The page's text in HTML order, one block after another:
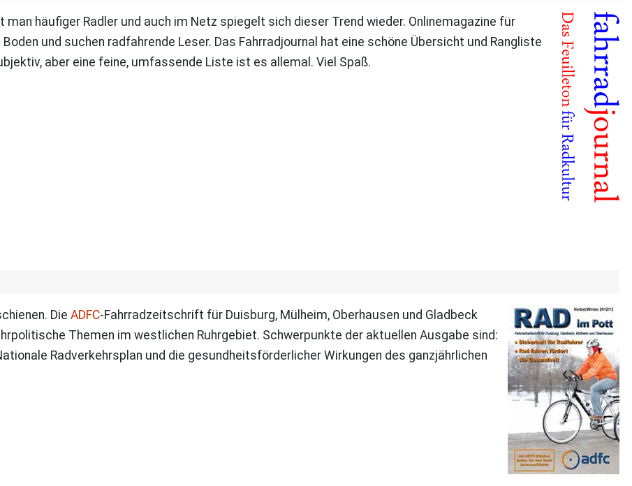
häufiger Radler und auch im Netz spiegelt sich dieser Trend wieder. Onlinemagazine für
und suchen radfahrende Leser. Das Fahrradjournal hat eine schöne Übersicht und Rangliste
aber eine feine, umfassende Liste ist es allemal. Viel Spaß.
Die ADFC-Fahrradzeitschrift für Duisburg, Mülheim, Oberhausen und Gladbeck
Themen im westlichen Ruhrgebiet. Schwerpunkte der aktuellen Ausgabe sind:
Radverkehrsplan und die gesundheitsförderlicher Wirkungen des ganzjährlichen